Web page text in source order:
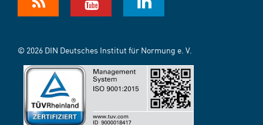
© 2026 DIN Deutsches Institut für Normung e. V.